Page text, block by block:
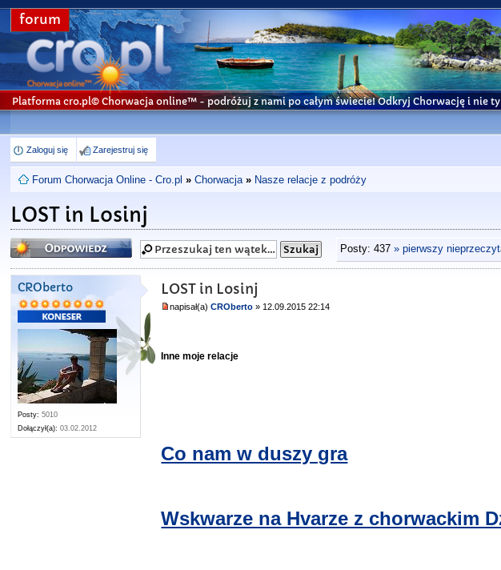
forum
Platforma cro.pl© Chorwacja online™ - podróżuj z nami po całym świecie! Odkryj Chorwację i nie
Zaloguj się Zarejestruj się
Forum Chorwacja Online - Cro.pl » Chorwacja » Nasze relacje z podróży
LOST in Losinj
Odpowiedz Posty: 437 » pierwszy
CROberto
Posty: 5010
Dołączył(a): 03.02.2012
LOST in Losinj
napisał(a)CROberto » 12.09.2015 22:14
Inne moje relacje
Co nam w duszy gra
Wskwarze na Hvarze z chorwackim